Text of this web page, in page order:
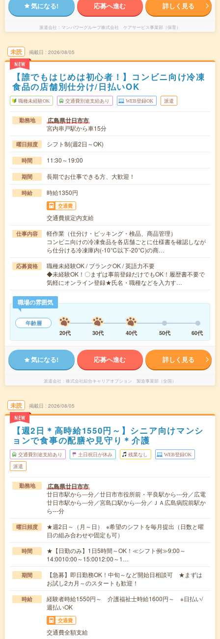
気になる! 応募へ進む 詳しく見る
派遣会社 マンパワーグループ株式会社 ケアサービス事業部（保育）
未読
NEW
掲載日 2026/08/05
【誰でもはじめは初心者！】コンビニ向け冷凍
食品の店舗別仕分け/日払いOK
職種未経験OK 交通費別途支給あり WEB登録OK 派遣
勤務地 広島県廿日市市
宮内串戸駅から車15分
曜日頻度 シフト制(週2日～OK)
時間 11:30～19:00
期間 長期でお仕事できる方、大歓迎！
時給 時給1350円
交通費
交通費規定内支給
仕事内容
軽作業（仕分け・ピッキング・検品、商品管理）
コンビニ向けの冷凍食品を各店舗ごとに仕様書を確認しなが
ら仕分ける冷凍庫内(-10℃以下-20℃)の商…
応募資格
職種未経験OK / ブランクOK / 英語力不要
◆未経験OK！〇まずは事前登録だけでもOK！履歴書不要で
気軽にオンライン登録★氏名・職種などを入力す…
職場の雰囲気
年齢層
20代
30代 40代 50代 60代
気になる! 応募へ進む 詳しく見る
派遣会社 株式会社綜合キャリアオプション 製造事業部（全国）
未読
NEW
掲載日 2026/08/05
【週2日＊高時給1550円～】シニア向けマンシ
ョンで食事の配膳や見守り＊介護
交通費別途支給あり 土日祝日が休み 残業なし WEB登録OK
派遣
勤務地 広島県廿日市市
廿日市駅から---分／廿日市市役所前・平良駅から---分／広電
廿日市駅から---分／宮島口駅から---分／ＪＡ広島病院前駅か
ら---分
曜日頻度
★週2日～（月～日） ※希望のシフトを毎月提出（日数と曜
日の組み合わせや固定も可）
時間
★【日勤のみ】1日5時間～OK！≪シフト例≫9:00～
14:0010:00～15:0012:00～1…
期間
【急募】即日勤務OK！中旬～など開始日相談可 ★まずは
お試し2カ月～のスタートも歓迎！
時給
経験者時給1550円～ 介護福祉士時給1600円～ ※日払い/
週払いOK
交通費
交通費全額支給